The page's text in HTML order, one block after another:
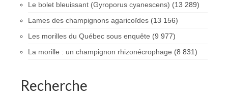
Le bolet bleuissant (Gyroporus cyanescens) (13 289)
Lames des champignons agaricoïdes (13 156)
Les morilles du Québec sous enquête (9 977)
La morille : un champignon rhizonécrophage (8 831)
Recherche